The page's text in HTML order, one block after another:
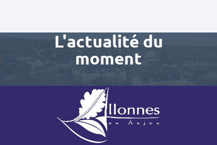
L'actualité du
moment